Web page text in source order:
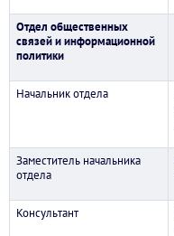
Отдел общественных
связей и информационной
политики
Начальник отдела
Заместитель начальника
отдела
Консультант